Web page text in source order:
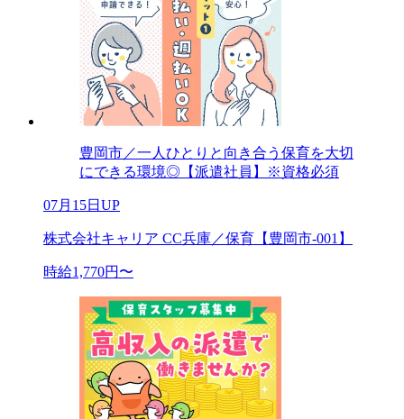
豊岡市／一人ひとりと向き合う保育を大切
にできる環境◎【派遣社員】※資格必須
07月15日UP
株式会社キャリア CC兵庫／保育【豊岡市-001】
時給1,770円〜